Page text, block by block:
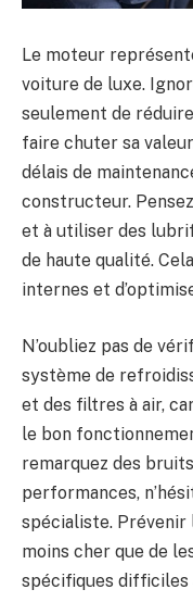
Le moteur
voiture de luxe.
seulement de
faire chuter sa
délais de
constructeur.
et à utiliser des
de haute qualité.
internes et
N’oubliez pas de
système de
et des filtres à air,
le bon
remarquez des
performances,
spécialiste.
moins cher que de
spécifiques difficiles